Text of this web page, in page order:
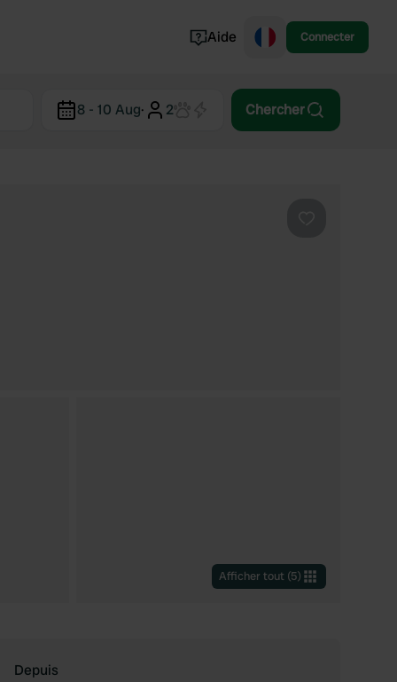
Aide Connecter
8 - 10 Aug· 2 Chercher
Afficher tout (5)
Depuis